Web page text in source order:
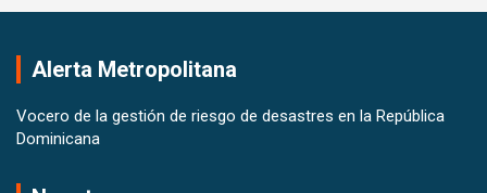
Alerta Metropolitana
Vocero de la gestión de riesgo de desastres en la República
Dominicana